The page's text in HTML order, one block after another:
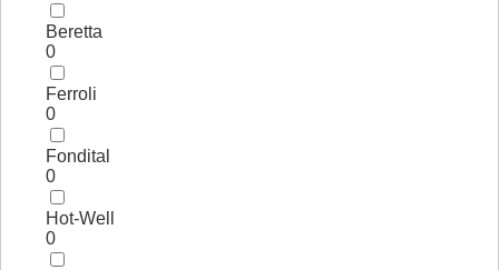
Beretta
0
Ferroli
0
Fondital
0
Hot-Well
0